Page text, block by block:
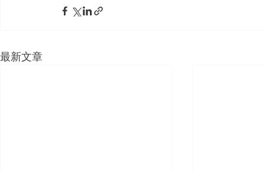
最新文章